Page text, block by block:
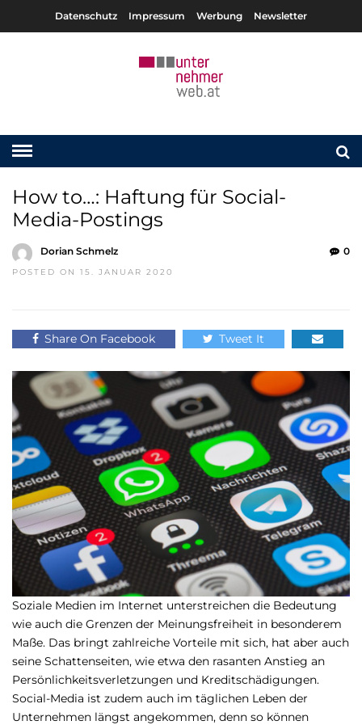
Datenschutz Impressum Werbung Newsletter
How to…: Haftung für Social-
Media-Postings
Dorian Schmelz
POSTED ON 15. JANUAR 2020
0
Share On Facebook Tweet It
Soziale Medien im Internet unterstreichen die Bedeutung
wie auch die Grenzen der Meinungsfreiheit in besonderem
Maße. Das bringt zahlreiche Vorteile mit sich, hat aber auch
seine Schattenseiten, wie etwa den rasanten Anstieg an
Persönlichkeitsverletzungen und Kreditschädigungen.
Social-Media ist zudem auch im täglichen Leben der
Unternehmen längst angekommen, denn so können